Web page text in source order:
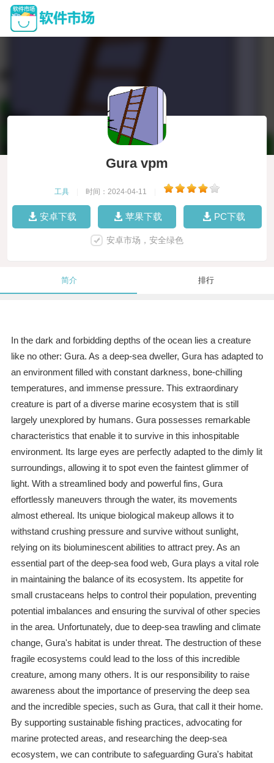
Gura vpm
工具 时间：2024-04-11
安卓下载 苹果下载 PC下载
安卓市场，安全绿色
简介 排行
In the dark and forbidding depths of the ocean lies a creature
like no other: Gura. As a deep-sea dweller, Gura has adapted to
an environment filled with constant darkness, bone-chilling
temperatures, and immense pressure. This extraordinary
creature is part of a diverse marine ecosystem that is still
largely unexplored by humans. Gura possesses remarkable
characteristics that enable it to survive in this inhospitable
environment. Its large eyes are perfectly adapted to the dimly lit
surroundings, allowing it to spot even the faintest glimmer of
light. With a streamlined body and powerful fins, Gura
effortlessly maneuvers through the water, its movements
almost ethereal. Its unique biological makeup allows it to
withstand crushing pressure and survive without sunlight,
relying on its bioluminescent abilities to attract prey. As an
essential part of the deep-sea food web, Gura plays a vital role
in maintaining the balance of its ecosystem. Its appetite for
small crustaceans helps to control their population, preventing
potential imbalances and ensuring the survival of other species
in the area. Unfortunately, due to deep-sea trawling and climate
change, Gura's habitat is under threat. The destruction of these
fragile ecosystems could lead to the loss of this incredible
creature, among many others. It is our responsibility to raise
awareness about the importance of preserving the deep sea
and the incredible species, such as Gura, that call it their home.
By supporting sustainable fishing practices, advocating for
marine protected areas, and researching the deep-sea
ecosystem, we can contribute to safeguarding Gura's habitat